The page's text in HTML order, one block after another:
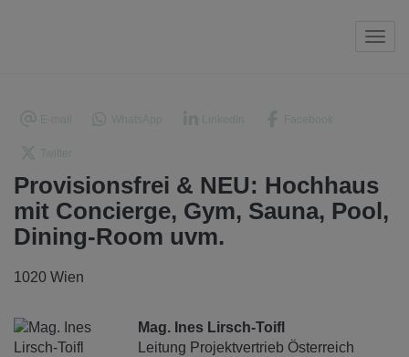
Provisionsfrei & NEU: Hochhaus
mit Concierge, Gym, Sauna, Pool,
Dining-Room uvm.
1020 Wien
Mag. Ines Lirsch-Toifl
Leitung Projektvertrieb Österreich